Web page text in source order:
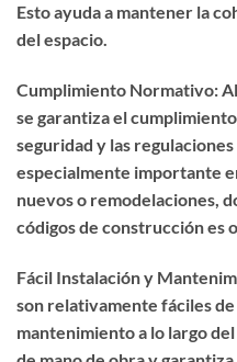
Esto ayuda a mantener la
del espacio.
Cumplimiento Normativo:
se garantiza el
seguridad y las
especialmente importante
nuevos o remodelaciones,
códigos de construcción es
Fácil Instalación y
son relativamente fáciles
mantenimiento a lo largo